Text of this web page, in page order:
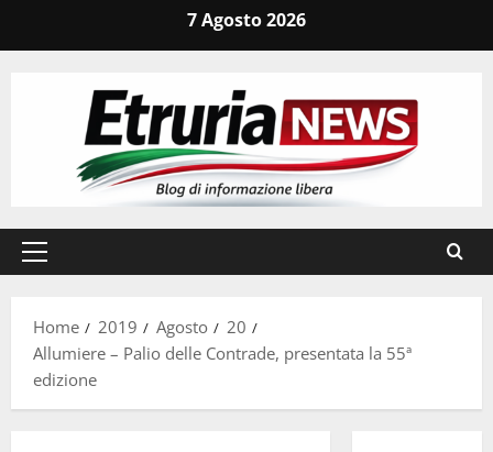
7 Agosto 2026
Menu
Home
2019 Agosto
20
Allumiere – Palio delle Contrade, presentata la 55ª
edizione